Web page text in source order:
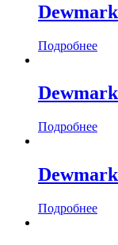
Подробнее
Подробнее
Подробнее